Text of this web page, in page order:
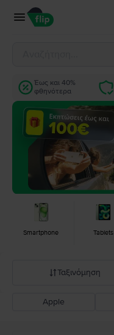
Έως και 40%
φθηνότερα
Smartphone Tablets
Ταξινόμηση
Σύσταση Flip
Apple